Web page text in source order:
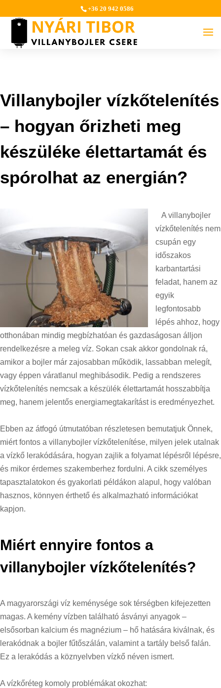
+36 20 942 0586
Villanybojler vízkőtelenítés
– hogyan őrizheti meg
készüléke élettartamát és
spórolhat az energián?
A villanybojler
vízkőtelenítés nem
csupán egy
időszakos
karbantartási
feladat, hanem az
egyik
legfontosabb
lépés ahhoz, hogy
otthonában mindig megbízhatóan és gazdaságosan álljon
rendelkezésre a meleg víz. Sokan csak akkor gondolnak rá,
amikor a bojler már zajosabban működik, lassabban melegít,
vagy éppen váratlanul meghibásodik. Pedig a rendszeres
vízkőtelenítés nemcsak a készülék élettartamát hosszabbítja
meg, hanem jelentős energiamegtakarítást is eredményezhet.
Ebben az átfogó útmutatóban részletesen bemutatjuk Önnek,
miért fontos a villanybojler vízkőtelenítése, milyen jelek utalnak
a vízkő lerakódására, hogyan zajlik a folyamat lépésről lépésre,
és mikor érdemes szakemberhez fordulni. A cikk személyes
tapasztalatokon és gyakorlati példákon alapul, hogy valóban
hasznos, könnyen érthető és alkalmazható információkat
kapjon.
Miért ennyire fontos a
villanybojler vízkőtelenítés?
A magyarországi víz keménysége sok térségben kifejezetten
magas. A kemény vízben található ásványi anyagok –
elsősorban kalcium és magnézium – hő hatására kiválnak, és
lerakódnak a bojler fűtőszálán, valamint a tartály belső falán.
Ez a lerakódás a köznyelvben vízkő néven ismert.
A vízkőréteg komoly problémákat okozhat: